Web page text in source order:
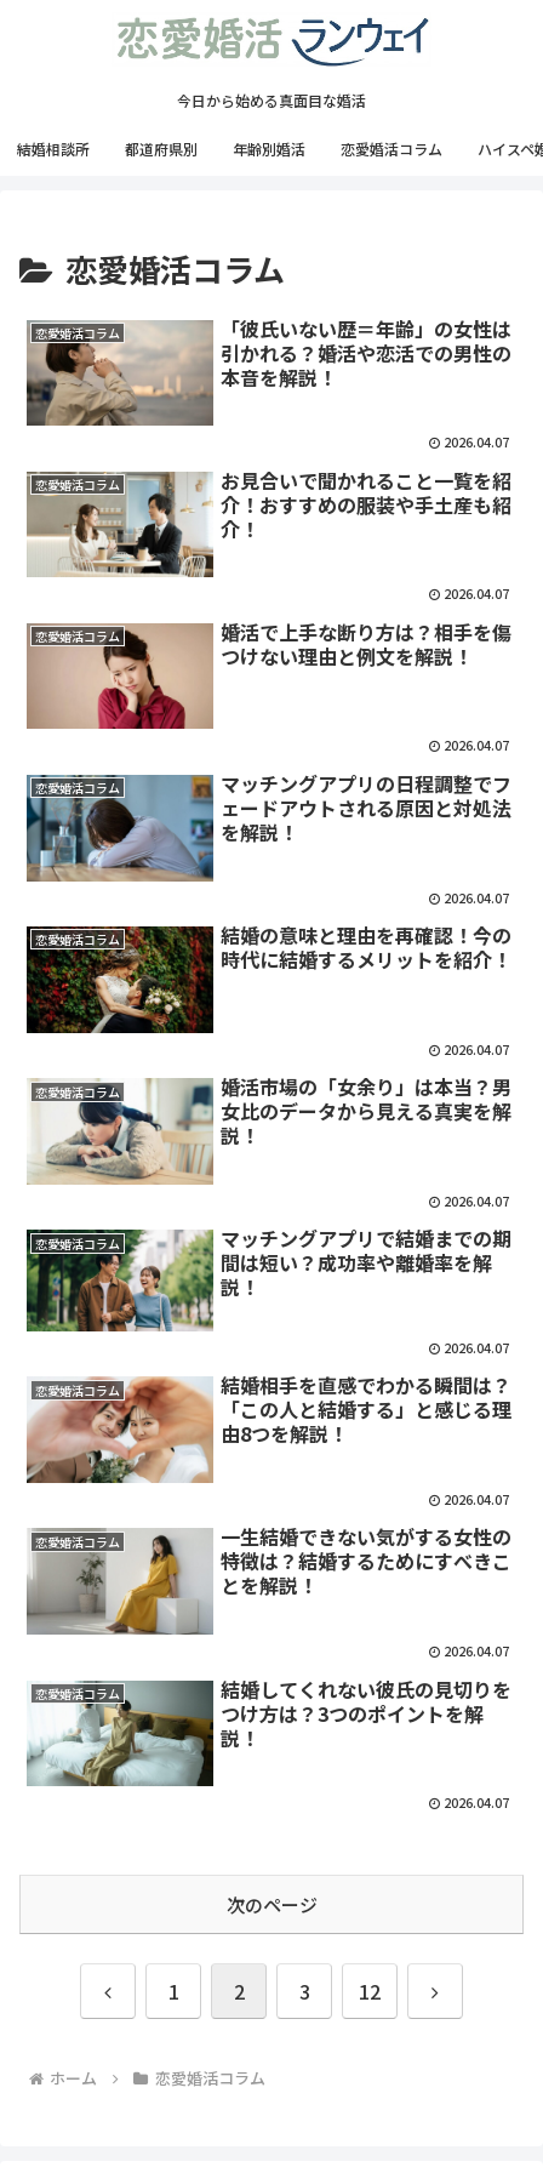
今日から始める真面目な婚活
結婚相談所 都道府県別 年齢別婚活 恋愛婚活コラム ハイスペ
恋愛婚活コラム
恋愛婚活コラム
「彼氏いない歴＝年齢」の女性は
引かれる？婚活や恋活での男性の
本音を解説！
2026.04.07
恋愛婚活コラム
お見合いで聞かれること一覧を紹
介！おすすめの服装や手土産も紹
介！
2026.04.07
恋愛婚活コラム
婚活で上手な断り方は？相手を傷
つけない理由と例文を解説！
2026.04.07
恋愛婚活コラム
マッチングアプリの日程調整でフ
ェードアウトされる原因と対処法
を解説！
2026.04.07
恋愛婚活コラム
結婚の意味と理由を再確認！今の
時代に結婚するメリットを紹介！
2026.04.07
恋愛婚活コラム
婚活市場の「女余り」は本当？男
女比のデータから見える真実を解
説！
2026.04.07
恋愛婚活コラム
マッチングアプリで結婚までの期
間は短い？成功率や離婚率を解
説！
2026.04.07
恋愛婚活コラム
結婚相手を直感でわかる瞬間は？
「この人と結婚する」と感じる理
由8つを解説！
2026.04.07
恋愛婚活コラム
一生結婚できない気がする女性の
特徴は？結婚するためにすべきこ
とを解説！
2026.04.07
恋愛婚活コラム
結婚してくれない彼氏の見切りを
つけ方は？3つのポイントを解
説！
2026.04.07
次のページ
前
1 2 3 12
次
ホーム 恋愛婚活コラム